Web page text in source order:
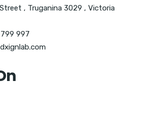
, Truganina 3029 , Victoria
997